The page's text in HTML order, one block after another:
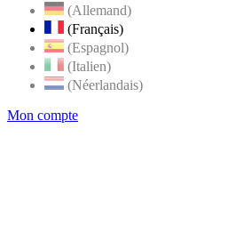
(Allemand)
(Français)
(Espagnol)
(Italien)
(Néerlandais)
Mon compte